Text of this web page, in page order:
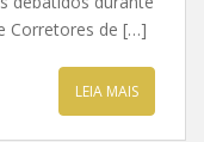
Corretores de […]
LEIA MAIS